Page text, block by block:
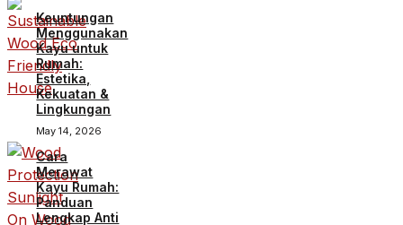
Keuntungan
Menggunakan
Kayu untuk
Rumah:
Estetika,
Kekuatan &
Lingkungan
May 14, 2026
Cara
Merawat
Kayu Rumah:
Panduan
Lengkap Anti